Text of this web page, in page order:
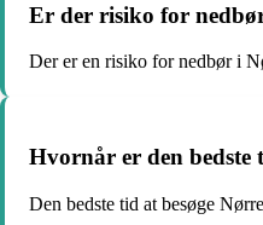
Er der risiko for
Der er en risiko for nedbør i
Hvornår er den bedste
Den bedste tid at besøge